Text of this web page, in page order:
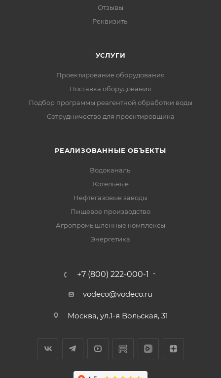
Отзывы
Реквизиты
УСЛУГИ
Проектирование оборудования
Поставка оборудования
Подбор программы реагентной обработки воды
Сотрудничество для проектировщика
РЕАЛИЗОВАННЫЕ ОБЪЕКТЫ
Водоканалы
Котельные
Нефтегазовые заводы
Пищевое производство
Агропромышленные комплексы
Энергетика
+7 (800) 222-000-1
vodeco@vodeco.ru
Москва, ул.1-я Вольская, 31